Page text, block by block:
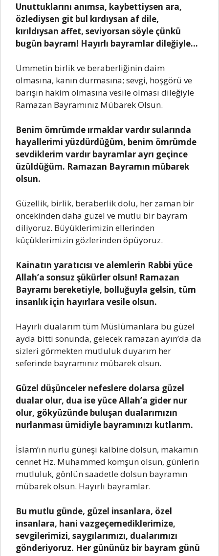
Unuttuklarını anımsa, kaybettiysen ara,
özlediysen git bul kırdıysan af dile,
kırıldıysan affet, seviyorsan söyle çünkü
bugün bayram! Hayırlı bayramlar dileğiyle…
Ümmetin birlik ve beraberliğinin daim
olmasına, kanın durmasına; sevgi, hoşgörü ve
barışın hakim olmasına vesile olması dileğiyle
Ramazan Bayramınız Mübarek Olsun.
Benim ömrümde ırmaklar vardır sularında
hayallerimi yüzdürdüğüm, benim ömrümde
sevdiklerim vardır bayramlar ayrı geçince
üzüldüğüm. Ramazan Bayramın mübarek
olsun.
Güzellik, birlik, beraberlik dolu, her zaman bir
öncekinden daha güzel ve mutlu bir bayram
diliyoruz. Büyüklerimizin ellerinden
küçüklerimizin gözlerinden öpüyoruz.
Kainatın yaratıcısı ve alemlerin Rabbi yüce
Allah’a sonsuz şükürler olsun! Ramazan
Bayramı bereketiyle, bolluğuyla gelsin, tüm
insanlık için hayırlara vesile olsun.
Hayırlı dualarım tüm Müslümanlara bu güzel
ayda bitti sonunda, gelecek ramazan ayın’da da
sizleri görmekten mutluluk duyarım her
seferinde bayramınız mübarek olsun.
Güzel düşünceler nefeslere dolarsa güzel
dualar olur, dua ise yüce Allah’a gider nur
olur, gökyüzünde buluşan dualarımızın
nurlanması ümidiyle bayramınızı kutlarım.
İslam’ın nurlu güneşi kalbine dolsun, makamın
cennet Hz. Muhammed komşun olsun, günlerin
mutluluk, gönlün saadetle dolsun bayramın
mübarek olsun. Hayırlı bayramlar.
Bu mutlu günde, güzel insanlara, özel
insanlara, hani vazgeçemediklerimize,
sevgilerimizi, saygılarımızı, dualarımızı
gönderiyoruz. Her gününüz bir bayram günü